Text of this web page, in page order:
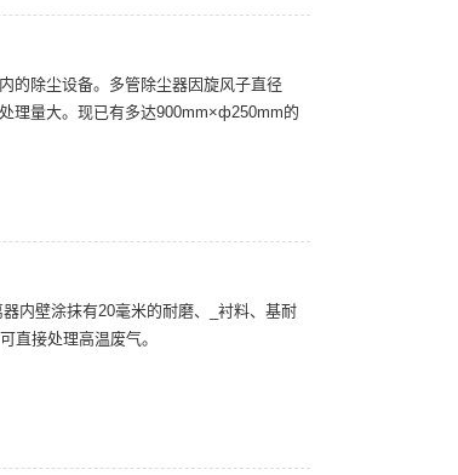
的除尘设备。多管除尘器因旋风子直径
理量大。现已有多达900mm×ф250mm的
内壁涂抹有20毫米的耐磨、_衬料、基耐
直接处理高温废气。